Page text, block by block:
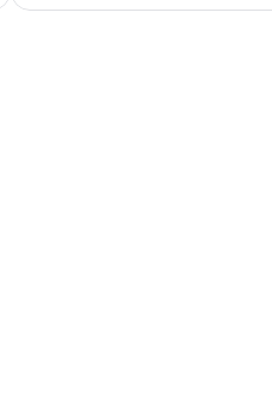
de coser y una ventana con cortinas